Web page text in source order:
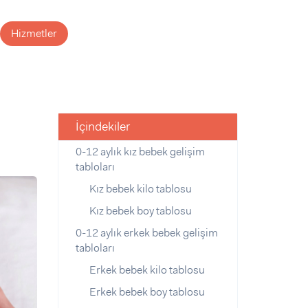
Hizmetler
İçindekiler
0-12 aylık kız bebek gelişim
tabloları
Kız bebek kilo tablosu
Kız bebek boy tablosu
0-12 aylık erkek bebek gelişim
tabloları
Erkek bebek kilo tablosu
Erkek bebek boy tablosu